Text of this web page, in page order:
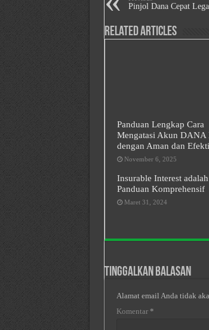
Pinjol Dana Cepat
Related Articles
Panduan Lengkap Cara
Mengatasi Akun DANA
dengan Aman dan
November 6, 2025
Insurable Interest
Panduan Komprehensif
Maret 31, 2024
Tinggalkan Balasan
Alamat email Anda tidak
Komentar *